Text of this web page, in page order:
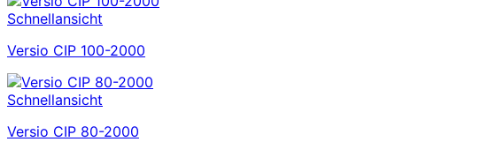
Schnellansicht
Versio CIP 100-2000
Schnellansicht
Versio CIP 80-2000